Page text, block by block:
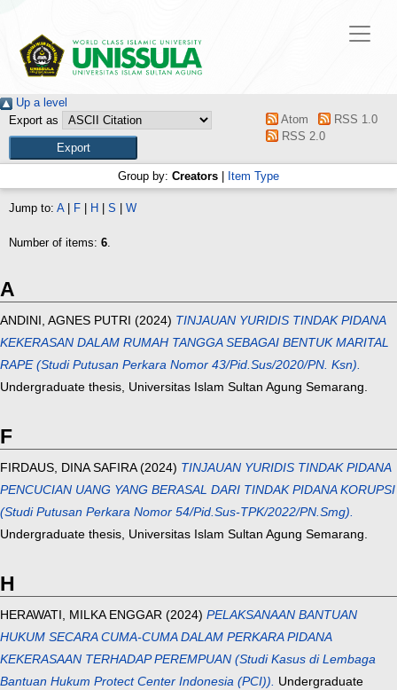
Up a level
Export as
Atom
RSS 1.0
RSS 2.0
Group by: Creators Item Type
Jump to: A| F H S W
Number of items: 6.
A
ANDINI, AGNES PUTRI (2024) TINJAUAN YURIDIS TINDAK PIDANA
KEKERASAN DALAM RUMAH TANGGA SEBAGAI BENTUK MARITAL
RAPE (Studi Putusan Perkara Nomor 43/Pid.Sus/2020/PN. Ksn).
Undergraduate thesis, Universitas Islam Sultan Agung Semarang.
F
FIRDAUS, DINA SAFIRA(2024) TINJAUAN YURIDIS TINDAK PIDANA
PENCUCIAN UANG YANG BERASAL DARI TINDAK PIDANA KORUPSI
(Studi Putusan Perkara Nomor 54/Pid.Sus-TPK/2022/PN.Smg).
Undergraduate thesis, Universitas Islam Sultan Agung Semarang.
H
HERAWATI, MILKA ENGGAR (2024) PELAKSANAAN BANTUAN
HUKUM SECARA CUMA-CUMA DALAM PERKARA PIDANA
KEKERASAAN TERHADAP PEREMPUAN (Studi Kasus di Lembaga
Bantuan Hukum Protect Center Indonesia (PCI)). Undergraduate